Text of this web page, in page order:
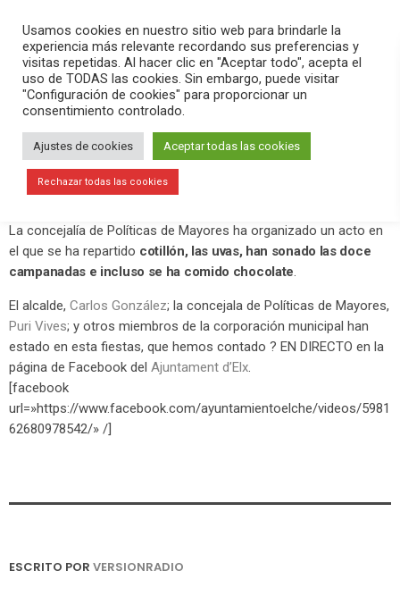
search menu pause PLAY
diciembre 30, 2019
Preuvas en El Bailongo
Un 30 de diciembre más, como viene ocurriendo durante los
últimos años, se ha adelantado la celebración de la Noche Vieja
y la tradición de comer las doce uvas.
La concejalía de Políticas de Mayores ha organizado un acto en
el que se ha repartido cotillón, las uvas, han sonado las doce
campanadas e incluso se ha comido chocolate
El alcalde, Carlos González; la concejala de Políticas de Mayores,
Puri Vives; y otros miembros de la corporación municipal han
estado en esta fiestas, que hemos contado ? EN DIRECTO en la
página de Facebook del Ajuntament d’Elx
[facebook
url=»https://www.facebook.com/ayuntamientoelche/videos/5981
62680978542/» /]
ESCRITO POR VERSIONRADIO
Usamos cookies en nuestro sitio web para brindarle la
experiencia más relevante recordando sus preferencias y
visitas repetidas. Al hacer clic en "Aceptar todo", acepta el
uso de TODAS las cookies. Sin embargo, puede visitar
"Configuración de cookies" para proporcionar un
consentimiento controlado.
Ajustes de cookies Aceptar todas las cookies
Rechazar todas las cookies